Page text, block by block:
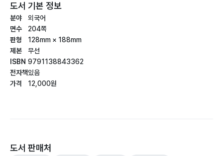
도서 기본 정보
분야
면수
판형
제본
ISBN
전자책
가격
외국어
204쪽
128mm × 188mm
무선
9791138843362
있음
12,000원
도서 판매처